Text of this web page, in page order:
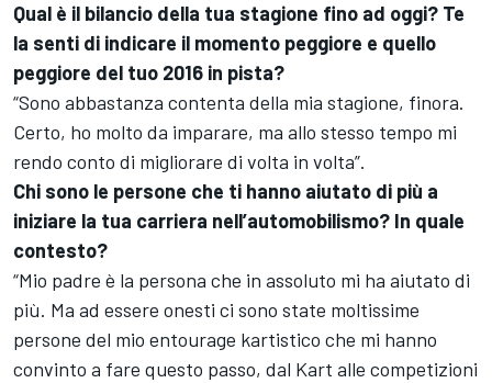
Qual è il bilancio della tua stagione fino ad oggi? Te
la senti di indicare il momento peggiore e quello
peggiore del tuo 2016 in pista?
“Sono abbastanza contenta della mia stagione, finora.
Certo, ho molto da imparare, ma allo stesso tempo mi
rendo conto di migliorare di volta in volta”.
Chi sono le persone che ti hanno aiutato di più a
iniziare la tua carriera nell’automobilismo? In quale
contesto?
“Mio padre è la persona che in assoluto mi ha aiutato di
più. Ma ad essere onesti ci sono state moltissime
persone del mio entourage kartistico che mi hanno
convinto a fare questo passo, dal Kart alle competizioni